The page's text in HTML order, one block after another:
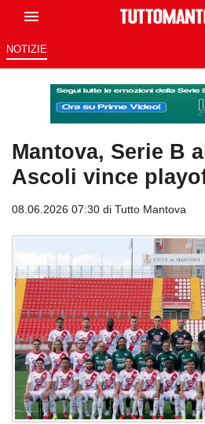
NOTIZIE
Mantova, Serie B
Ascoli vince
08.06.2026 07:30 di Tutto Mantova